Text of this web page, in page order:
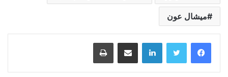
ميشال عون
لينكدإن